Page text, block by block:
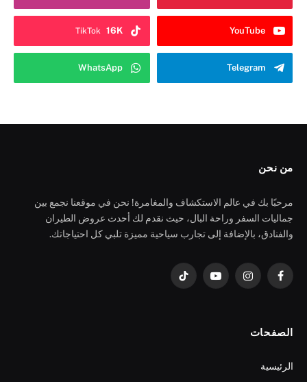
YouTube
TikTok 16K
Telegram
WhatsApp
من نحن
مرحبًا بك في عالم الاستكشاف والمغامرة! نحن في موقعنا نجمع بين
جماليات السفر وراحة البال، حيث نقدم لك أحدث عروض الطيران
والفنادق، بالإضافة إلى تجارب سياحية مميزة تلبي كل احتياجاتك.
فيسبوكالانستغراميوتيوب تيكتوك
الصفحات
الرئيسية